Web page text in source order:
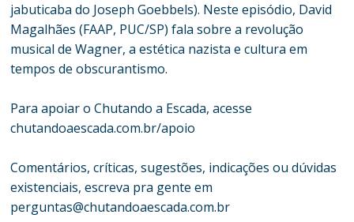
jabuticaba do Joseph Goebbels). Neste episódio, David
Magalhães (FAAP, PUC/SP) fala sobre a revolução
musical de Wagner, a estética nazista e cultura em
tempos de obscurantismo.
Para apoiar o Chutando a Escada, acesse
chutandoaescada.com.br/apoio
Comentários, críticas, sugestões, indicações ou dúvidas
existenciais, escreva pra gente em
perguntas@chutandoaescada.com.br